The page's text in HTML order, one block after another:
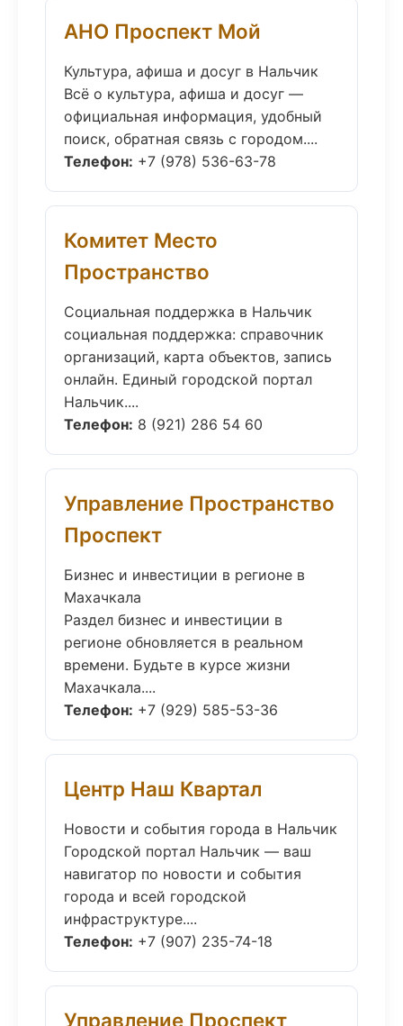
АНО Проспект Мой
Культура, афиша и досуг в Нальчик
Всё о культура, афиша и досуг —
официальная информация, удобный
поиск, обратная связь с городом....
Телефон: +7 (978) 536-63-78
Комитет Место
Пространство
Социальная поддержка в Нальчик
социальная поддержка: справочник
организаций, карта объектов, запись
онлайн. Единый городской портал
Нальчик....
Телефон: 8 (921) 286 54 60
Управление Пространство
Проспект
Бизнес и инвестиции в регионе в
Махачкала
Раздел бизнес и инвестиции в
регионе обновляется в реальном
времени. Будьте в курсе жизни
Махачкала....
Телефон: +7 (929) 585-53-36
Центр Наш Квартал
Новости и события города в Нальчик
Городской портал Нальчик — ваш
навигатор по новости и события
города и всей городской
инфраструктуре....
Телефон: +7 (907) 235-74-18
Управление Проспект